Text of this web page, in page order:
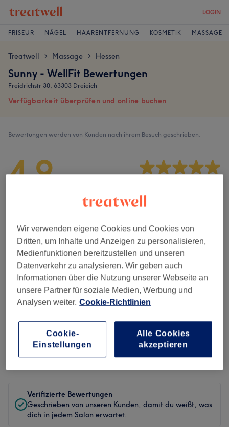
LOGIN
FRISEUR NÄGEL HAARENTFERNUNG KOSMETIK MASSAGE
Treatwell > Massage > Hessen
Sunny - WellFit Bewertungen
Freidrichstr 30, 63303 Dreieich
Verfügbarkeit überprüfen und online buchen
Bewertungen werden von Kunden nach ihrem Besuch geschrieben.
4,9
Sauberkeit
Service
Bewertungen filtern
Behandlung Alle Bewertungen
Bewertung Nach Sternen filtern
Verifizierte Bewertungen
Geschrieben von unseren Kunden, damit du weißt, was
dich in jedem Salon erwartet.
Wir verwenden eigene Cookies und Cookies von
Dritten, um Inhalte und Anzeigen zu personalisieren,
Medienfunktionen bereitzustellen und unseren
Datenverkehr zu analysieren. Wir geben auch
Informationen über die Nutzung unserer Webseite an
unsere Partner für soziale Medien, Werbung und
Analysen weiter. Cookie-Richtlinien
Cookie-
Einstellungen
Alle Cookies
akzeptieren